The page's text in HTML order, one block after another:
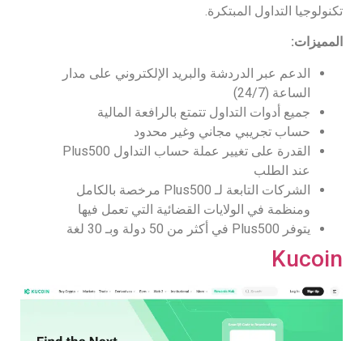
تكنولوجيا التداول المبتكرة.
المميزات:
الدعم عبر الدردشة والبريد الإلكتروني على مدار
الساعة (24/7)
جميع أدوات التداول تتمتع بالرافعة المالية
حساب تجريبي مجاني وغير محدود
القدرة على تغيير عملة حساب التداول Plus500
عند الطلب
الشركات التابعة لـ Plus500 مرخصة بالكامل
ومنظمة في الولايات القضائية التي تعمل فيها
يتوفر Plus500 في أكثر من 50 دولة وبـ 30 لغة
Kucoin